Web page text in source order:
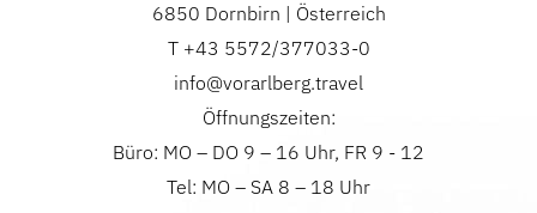
6850 Dornbirn | Österreich
T +43 5572/377033-0
info@vorarlberg.travel
Öffnungszeiten:
Büro: MO – DO 9 – 16 Uhr, FR 9 - 12
Tel: MO – SA 8 – 18 Uhr